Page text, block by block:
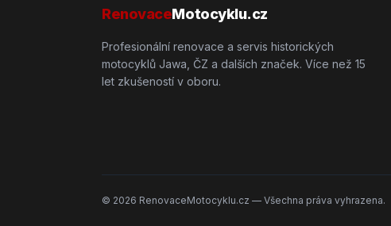
RenovaceMotocyklu.cz
Profesionální renovace a servis historických
motocyklů Jawa, ČZ a dalších značek. Více než 15
let zkušeností v oboru.
© 2026 RenovaceMotocyklu.cz — Všechna práva vyhrazena.